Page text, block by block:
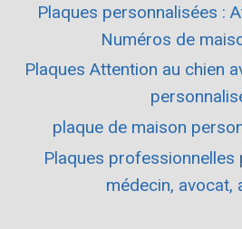
Plaques personnalisées :
Numéros de
Plaques Attention au chien
plaque de maison
Plaques professionnelles
médecin, avocat,